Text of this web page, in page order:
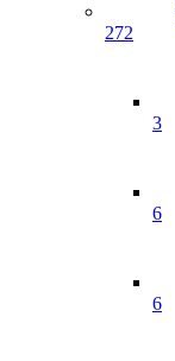
272
3
6
6